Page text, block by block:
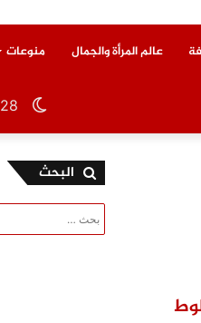
عالم المرأة والجمال منوعات
28
البحث